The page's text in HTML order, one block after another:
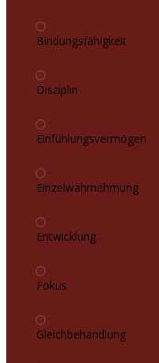
Bindungsfähigkeit
Disziplin
Einfühlungsvermögen
Einzelwahrnehmung
Entwicklung
Fokus
Gleichbehandlung